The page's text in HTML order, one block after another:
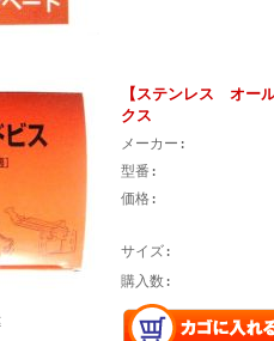
【ステンレス オー
クス
メーカー:
型番:
価格:
サイズ:
購入数: